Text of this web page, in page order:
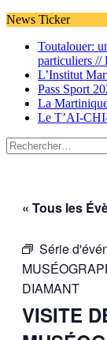
News Ticker
Toutalouer:
particuliers //
L’Institut
Pass Sport
La
Le T’AI-
Rechercher :
« Tous les
Série
DIAMANT
VISITE